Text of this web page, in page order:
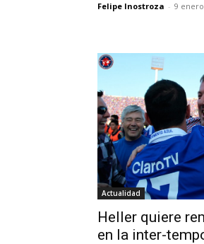
Felipe Inostroza - 9
Actualidad
Heller quiere
en la inter-